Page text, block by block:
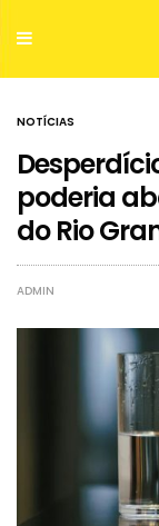
NOTÍCIAS
poderia
do Rio
ADMIN